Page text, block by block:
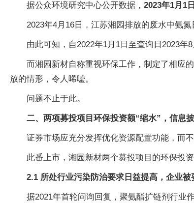
据公众环境研究中心公开数据， 2023年1月1
2023年4月16日，江苏湘园排放的废水中氨氮
由此可知，自2022年1月1日至查询日2023年
而湘园新材自称重视环保工作，制定了相应
放的情形，令人唏嘘。
问题不止于此。
二、两项募投项目环保投资额“缩水”，信息
证券市场应充分发挥优化资源配置功能，而
此番上市，湘园新材两个募投项目的环保投
2.1 所处行业污染防治要求日益提高，企业
据2021年首轮问询回复，聚氨酯扩链剂行业